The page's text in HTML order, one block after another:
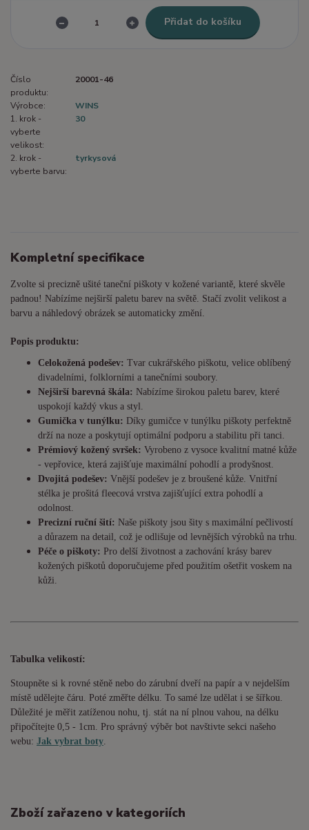
Přidat do košíku
Číslo
produktu:
20001-46
Výrobce:
WINS
1. krok -
vyberte
velikost:
30
2. krok -
vyberte barvu:
tyrkysová
Kompletní specifikace
Zvolte si precizně ušité taneční piškoty v kožené variantě, které skvěle
padnou! Nabízíme nejširší paletu barev na světě. Stačí zvolit velikost a
barvu a náhledový obrázek se automaticky změní.
Popis produktu:
Celokožená podešev: Tvar cukrářského piškotu, velice oblíbený
divadelními, folklorními a tanečními soubory.
Nejširší barevná škála: Nabízíme širokou paletu barev, které
uspokojí každý vkus a styl.
Gumička v tunýlku: Díky gumičce v tunýlku piškoty perfektně
drží na noze a poskytují optimální podporu a stabilitu při tanci.
Prémiový kožený svršek: Vyrobeno z vysoce kvalitní matné kůže
- vepřovice, která zajišťuje maximální pohodlí a prodyšnost.
Dvojitá podešev: Vnější podešev je z broušené kůže. Vnitřní
stélka je prošitá fleecová vrstva zajišťující extra pohodlí a
odolnost.
Precizní ruční šití: Naše piškoty jsou šity s maximální pečlivostí
a důrazem na detail, což je odlišuje od levnějších výrobků na trhu.
Péče o piškoty: Pro delší životnost a zachování krásy barev
kožených piškotů doporučujeme před použitím ošetřit voskem na
kůži.
Tabulka velikostí:
Stoupněte si k rovné stěně nebo do zárubní dveří na papír a v nejdelším
místě udělejte čáru. Poté změřte délku. To samé lze udělat i se šířkou.
Důležité je měřit zatíženou nohu, tj. stát na ní plnou vahou, na délku
připočítejte 0,5 - 1cm . Pro správný výběr bot navštivte sekci našeho
webu: Jak vybrat boty
Zboží zařazeno v kategoriích